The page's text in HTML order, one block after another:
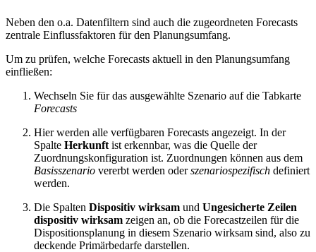
Neben den o.a. Datenfiltern sind auch die zugeordneten Forecasts
zentrale Einflussfaktoren für den Planungsumfang.
Um zu prüfen, welche Forecasts aktuell in den Planungsumfang
einfließen:
Wechseln Sie für das ausgewählte Szenario auf die Tabkarte
Forecasts
Hier werden alle verfügbaren Forecasts angezeigt. In der
Spalte Herkunft ist erkennbar, was die Quelle der
Zuordnungskonfiguration ist. Zuordnungen können aus dem
Basisszenario vererbt werden oderszenariospezifisch definiert
werden.
Die Spalten Dispositiv wirksam und Ungesicherte Zeilen
dispositiv wirksam zeigen an, ob die Forecastzeilen für die
Dispositionsplanung in diesem Szenario wirksam sind, also zu
deckende Primärbedarfe darstellen.